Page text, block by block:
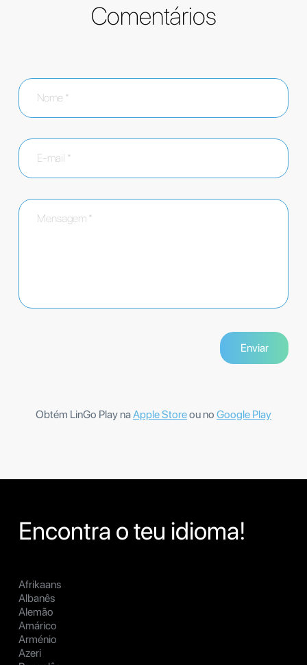
Comentários
Obtém LinGo Play naApple Storeou no Google Play
Encontra o teu idioma!
Afrikaans
Albanês
Alemão
Amárico
Arménio
Azeri